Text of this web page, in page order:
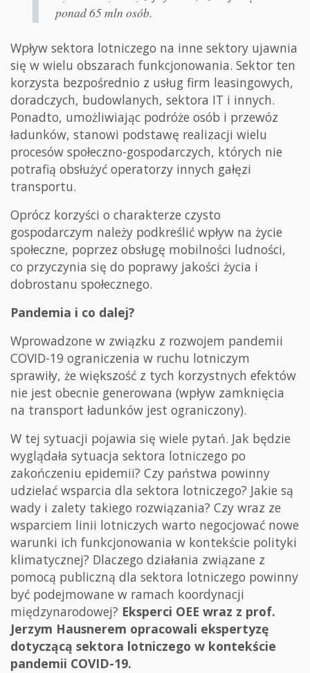
ponad 65 mln osób.
Wpływ sektora lotniczego na inne sektory ujawnia
się w wielu obszarach funkcjonowania. Sektor ten
korzysta bezpośrednio z usług firm leasingowych,
doradczych, budowlanych, sektora IT i innych.
Ponadto, umożliwiając podróże osób i przewóz
ładunków, stanowi podstawę realizacji wielu
procesów społeczno-gospodarczych, których nie
potrafią obsłużyć operatorzy innych gałęzi
transportu.
Oprócz korzyści o charakterze czysto
gospodarczym należy podkreślić wpływ na życie
społeczne, poprzez obsługę mobilności ludności,
co przyczynia się do poprawy jakości życia i
dobrostanu społecznego.
Pandemia i co dalej?
Wprowadzone w związku z rozwojem pandemii
COVID-19 ograniczenia w ruchu lotniczym
sprawiły, że większość z tych korzystnych efektów
nie jest obecnie generowana (wpływ zamknięcia
na transport ładunków jest ograniczony).
W tej sytuacji pojawia się wiele pytań. Jak będzie
wyglądała sytuacja sektora lotniczego po
zakończeniu epidemii? Czy państwa powinny
udzielać wsparcia dla sektora lotniczego? Jakie są
wady i zalety takiego rozwiązania? Czy wraz ze
wsparciem linii lotniczych warto negocjować nowe
warunki ich funkcjonowania w kontekście polityki
klimatycznej? Dlaczego działania związane z
pomocą publiczną dla sektora lotniczego powinny
być podejmowane w ramach koordynacji
międzynarodowej? Eksperci OEE wraz z prof.
Jerzym Hausnerem opracowali ekspertyzę
dotyczącą sektora lotniczego w kontekście
pandemii COVID-19.